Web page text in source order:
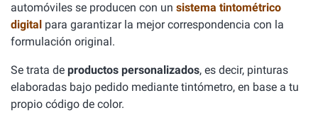
automóviles se producen con un sistema tintométrico
digital para garantizar la mejor correspondencia con la
formulación original.
Se trata de productos personalizados, es decir, pinturas
elaboradas bajo pedido mediante tintómetro, en base a tu
propio código de color.